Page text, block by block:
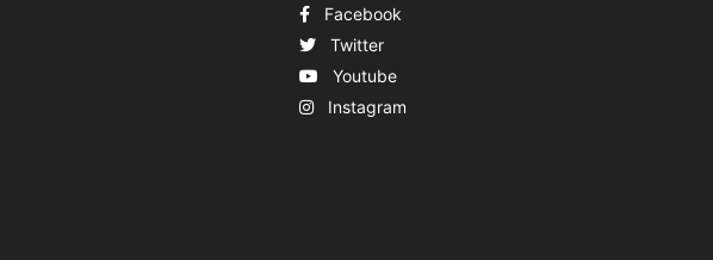
Facebook
Twitter
Youtube
Instagram